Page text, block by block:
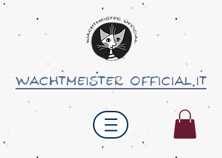
wachtmeister official.it